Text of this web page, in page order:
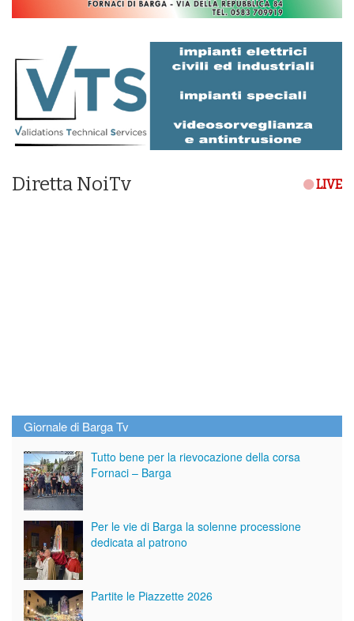
Diretta NoiTv LIVE
Giornale di Barga Tv
Tutto bene per la rievocazione della corsa
Fornaci – Barga
Per le vie di Barga la solenne processione
dedicata al patrono
Partite le Piazzette 2026